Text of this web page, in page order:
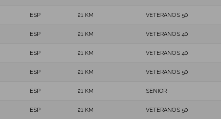
ESP 21 KM VETERANOS 50
ESP 21 KM VETERANOS 40
ESP 21 KM VETERANOS 40
ESP 21 KM VETERANOS 50
ESP 21 KM SENIOR
ESP 21 KM VETERANOS 50